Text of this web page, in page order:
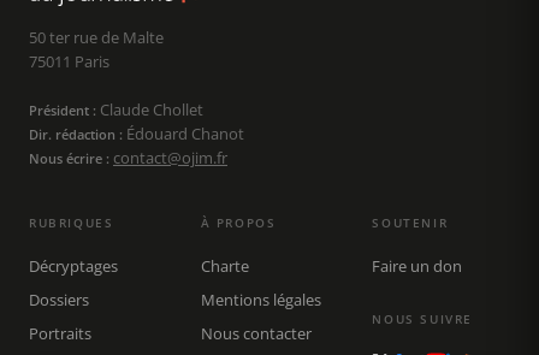
50 ter rue de Malte
75011 Paris
Président : Claude Chollet
Dir. rédaction : Édouard Chanot
Nous écrire : contact@ojim.fr
RUBRIQUES
Décryptages
Dossiers
Portraits
À PROPOS
Charte
Mentions légales
Nous contacter
SOUTENIR
Faire un don
NOUS SUIVRE